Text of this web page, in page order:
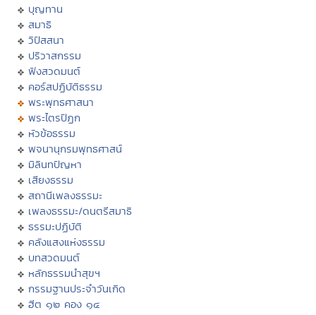
บุญทาน
สมาธิ
วิปัสสนา
ปริวาสกรรม
ฟังสวดมนต์
คอร์สปฏิบัติธรรม
พระพุทธศาสนา
พระไตรปิฏก
หัวข้อธรรม
พจนานุกรมพุทธศาสน์
มิลินทปัญหา
เสียงธรรม
สถานีเพลงธรรมะ
เพลงธรรมะ/ดนตรีสมาธิ
ธรรมะปฏิบัติ
คลังแสงแห่งธรรม
บทสวดมนต์
หลักธรรมนำสุขฯ
กรรมฐานประจำวันเกิด
ฮีต ๑๒ คอง ๑๔